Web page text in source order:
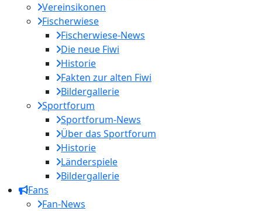
Vereinsikonen
Fischerwiese
Fischerwiese-News
Die neue Fiwi
Historie
Fakten zur alten Fiwi
Bildergallerie
Sportforum
Sportforum-News
Über das Sportforum
Historie
Länderspiele
Bildergallerie
Fans
Fan-News